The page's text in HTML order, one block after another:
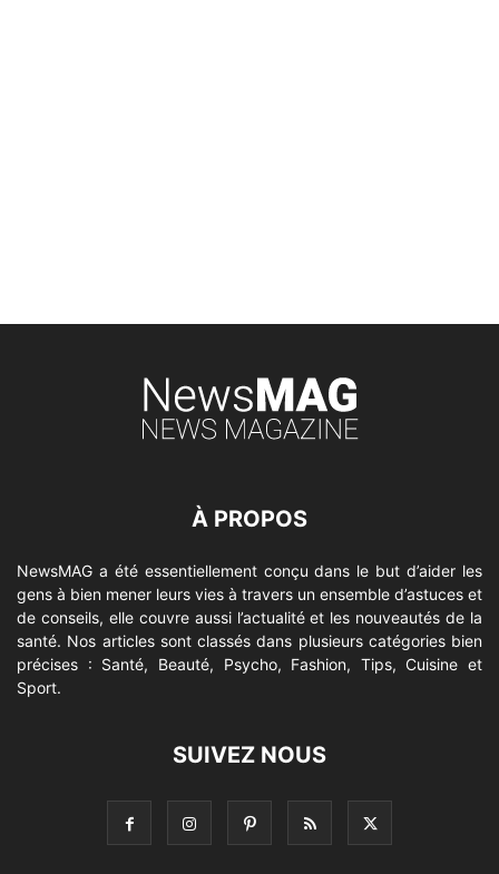
À PROPOS
NewsMAG a été essentiellement conçu dans le but d’aider les
gens à bien mener leurs vies à travers un ensemble d’astuces et
de conseils, elle couvre aussi l’actualité et les nouveautés de la
santé. Nos articles sont classés dans plusieurs catégories bien
précises : Santé, Beauté, Psycho, Fashion, Tips, Cuisine et
Sport.
SUIVEZ NOUS